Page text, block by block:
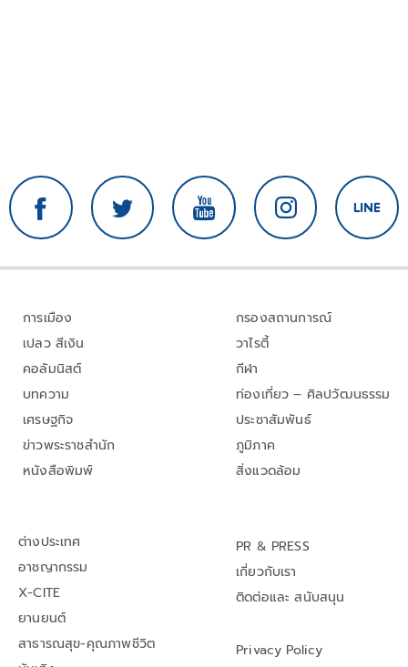
การเมือง
เปลว สีเงิน
คอลัมนิสต์
บทความ
เศรษฐกิจ
ข่าวพระราชสำนัก
หนังสือพิมพ์
กรองสถานการณ์
วาไรตี้
กีฬา
ท่องเที่ยว – ศิลปวัฒนธรรม
ประชาสัมพันธ์
ภูมิภาค
สิ่งแวดล้อม
ต่างประเทศ
อาชญากรรม
X-CITE
ยานยนต์
สาธารณสุข-คุณภาพชีวิต
PR & PRESS
เกี่ยวกับเรา
ติดต่อและ สนับสนุน
Privacy Policy